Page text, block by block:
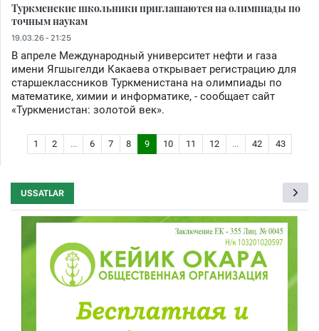
Туркменские школьники приглашаются на олимпиады по
точным наукам
19.03.26 - 21:25
В апреле Международный университет нефти и газа
имени Ягшыгелди Какаева открывает регистрацию для
старшеклассников Туркменистана на олимпиады по
математике, химии и информатике, - сообщает сайт
«Туркменистан: золотой век».
1 2 ... 6 7 8 9 10 11 12 ... 42 43
USSATLAR